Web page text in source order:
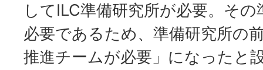
してILC準備研究所が必要。そ
必要であるため、準備研究所の
推進チームが必要」になったと